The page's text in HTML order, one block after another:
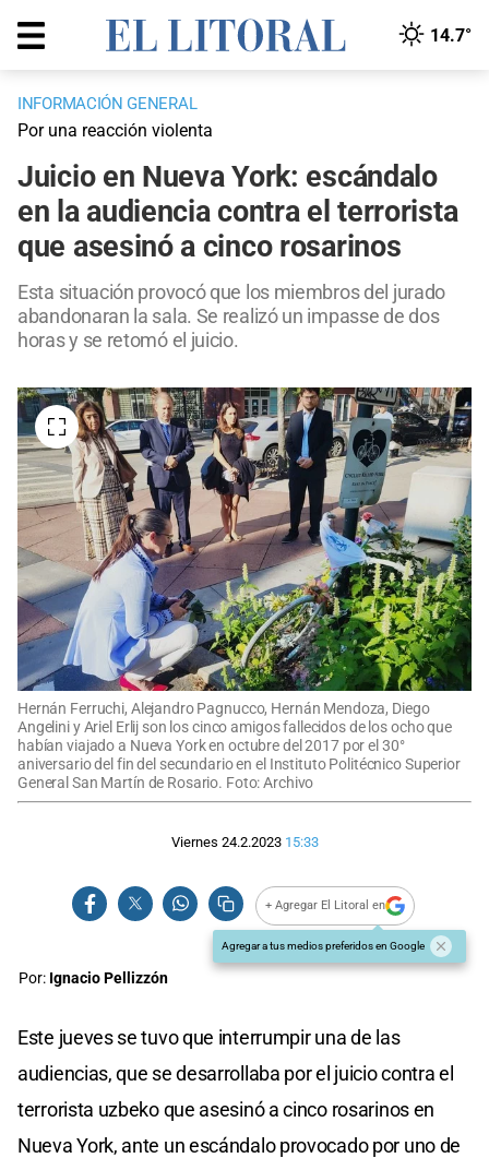
14.7°
INFORMACIÓN GENERAL
Por una reacción violenta
Juicio en Nueva York: escándalo
en la audiencia contra el terrorista
que asesinó a cinco rosarinos
Esta situación provocó que los miembros del jurado
abandonaran la sala. Se realizó un impasse de dos
horas y se retomó el juicio.
Hernán Ferruchi, Alejandro Pagnucco, Hernán Mendoza, Diego
Angelini y Ariel Erlij son los cinco amigos fallecidos de los ocho que
habían viajado a Nueva York en octubre del 2017 por el 30°
aniversario del fin del secundario en el Instituto Politécnico Superior
General San Martín de Rosario. Foto: Archivo
Viernes 24.2.2023 15:33
+ Agregar El Litoral en
Agregar a tus medios preferidos en Google
Por: Ignacio Pellizzón
Este jueves se tuvo que interrumpir una de las
audiencias, que se desarrollaba por el juicio contra el
terrorista uzbeko que asesinó a cinco rosarinos en
Nueva York, ante un escándalo provocado por uno de